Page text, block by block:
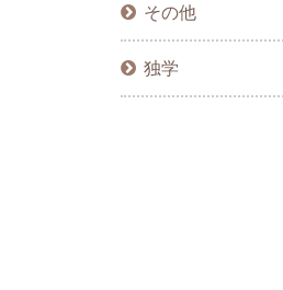
その他
独学